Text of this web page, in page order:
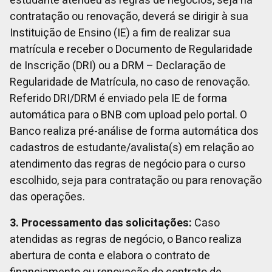
contratação ou renovação, deverá se dirigir à sua
Instituição de Ensino (IE) a fim de realizar sua
matrícula e receber o Documento de Regularidade
de Inscrição (DRI) ou a DRM – Declaração de
Regularidade de Matrícula, no caso de renovação.
Referido DRI/DRM é enviado pela IE de forma
automática para o BNB com upload pelo portal. O
Banco realiza pré-análise de forma automática dos
cadastros de estudante/avalista(s) em relação ao
atendimento das regras de negócio para o curso
escolhido, seja para contratação ou para renovação
das operações.
3. Processamento das solicitações: Caso
atendidas as regras de negócio, o Banco realiza
abertura de conta e elabora o contrato de